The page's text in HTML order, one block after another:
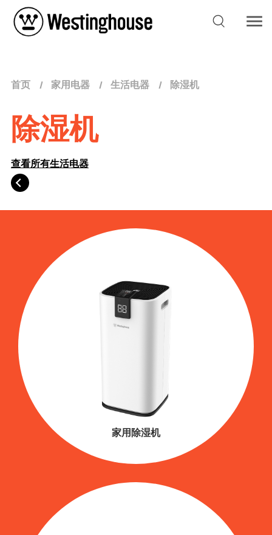
首页 家用电器 生活电器 除湿机
除湿机
查看所有生活电器
家用除湿机